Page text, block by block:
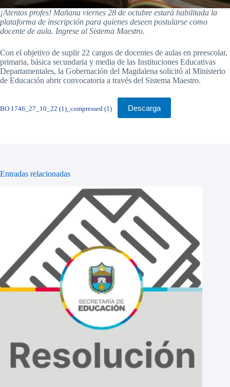
¡Atentos profes! Mañana viernes 28 de octubre estará habilitada la
plataforma de inscripción para quienes deseen postularse como
docente de aula. Ingrese al Sistema Maestro.
Con el objetivo de suplir 22 cargos de docentes de aulas en preescolar,
primaria, básica secundaria y media de las Instituciones Educativas
Departamentales, la Gobernación del Magdalena solicitó al Ministerio
de Educación abrir convocatoria a través del Sistema Maestro.
BO 1746_27_10_22 (1)_compressed (1) Descarga
Entradas relacionadas